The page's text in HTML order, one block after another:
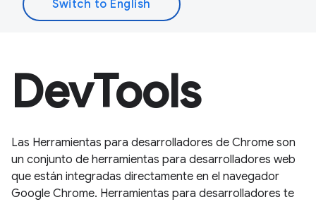
DevTools
Las Herramientas para desarrolladores de Chrome son
un conjunto de herramientas para desarrolladores web
que están integradas directamente en el navegador
Google Chrome. Herramientas para desarrolladores te